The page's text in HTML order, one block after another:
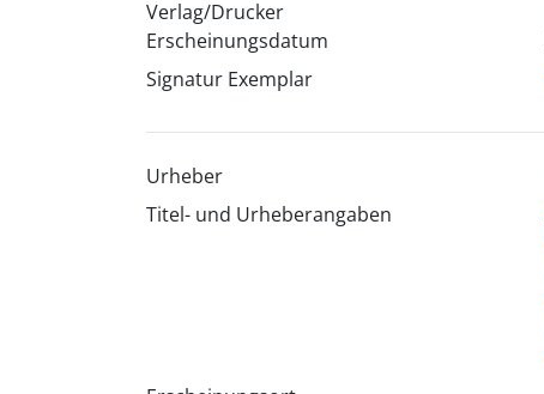
Verlag/Drucker
Erscheinungsdatum
Signatur Exemplar
Urheber
Titel- und Urheberangaben